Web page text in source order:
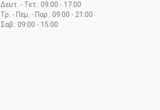
Δευτ. - Τετ.: 09:00 - 17:00
Τρ. - Πεμ. - Παρ.: 09:00 - 21:00
Σαβ.: 09:00 - 15:00